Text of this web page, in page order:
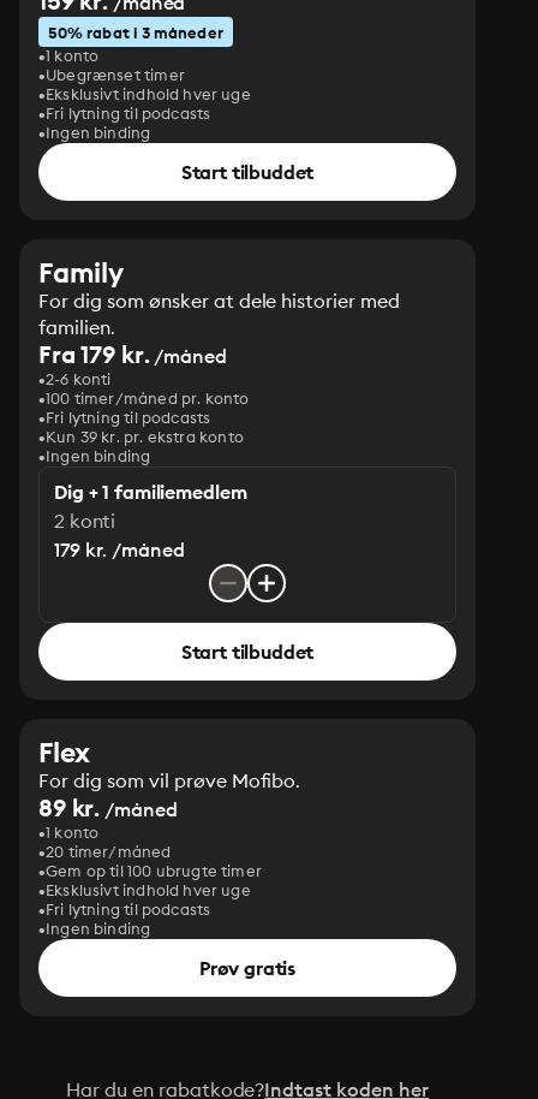
50% rabat i 3 måneder
1 konto
Ubegrænset timer
Eksklusivt indhold hver uge
Fri lytning til podcasts
Ingen binding
Start tilbuddet
Family
For dig som ønsker at dele historier med
familien.
Fra 179 kr./måned
2-6 konti
100 timer/måned pr. konto
Fri lytning til podcasts
Kun 39 kr. pr. ekstra konto
Ingen binding
Dig + 1 familiemedlem
2 konti
179 kr. /måned
Start tilbuddet
Flex
For dig som vil prøve Mofibo.
89 kr. /måned
1 konto
20 timer/måned
Gem op til 100 ubrugte timer
Eksklusivt indhold hver uge
Fri lytning til podcasts
Ingen binding
Prøv gratis
Har du en rabatkode?Indtast koden her